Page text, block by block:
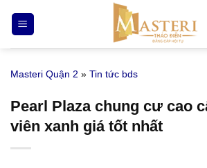
qua
nội
Masteri Quận 2 » Tin tức bds
Pearl Plaza chung cư cao
viên xanh giá tốt nhất